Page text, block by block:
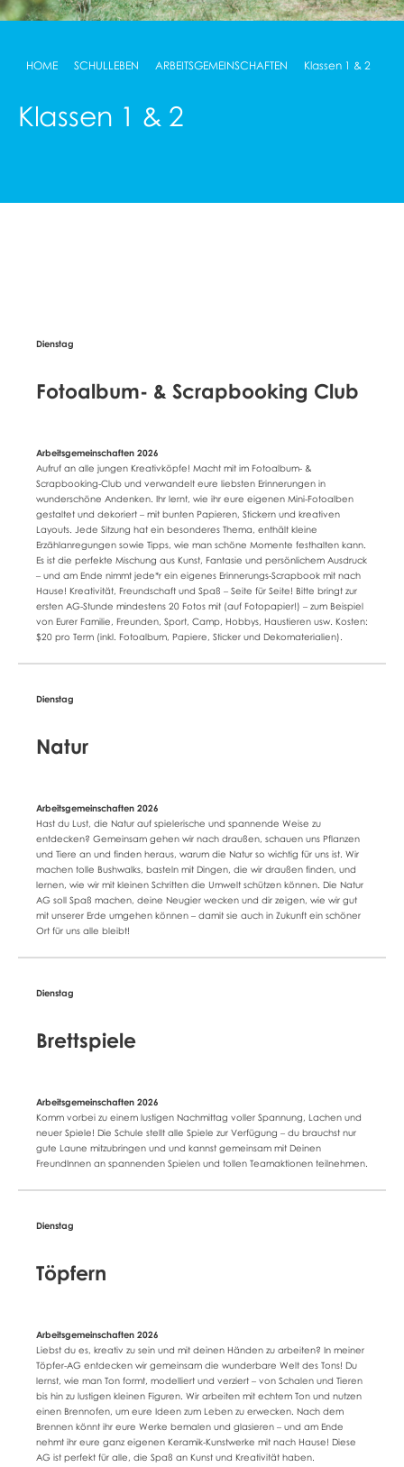
HOME SCHULLEBEN ARBEITSGEMEINSCHAFTEN Klassen 1 & 2
Klassen 1 & 2
Fotoalbum- & Scrapbooking Club
Aufruf an alle jungen Kreativköpfe! Macht mit im Fotoalbum- &
Scrapbooking-Club und verwandelt eure liebsten Erinnerungen in
wunderschöne Andenken. Ihr lernt, wie ihr eure eigenen Mini-Fotoalben
gestaltet und dekoriert – mit bunten Papieren, Stickern und kreativen
Layouts. Jede Sitzung hat ein besonderes Thema, enthält kleine
Erzählanregungen sowie Tipps, wie man schöne Momente festhalten kann.
Es ist die perfekte Mischung aus Kunst, Fantasie und persönlichem Ausdruck
– und am Ende nimmt jede*r ein eigenes Erinnerungs-Scrapbook mit nach
Hause! Kreativität, Freundschaft und Spaß – Seite für Seite! Bitte bringt zur
ersten AG-Stunde mindestens 20 Fotos mit (auf Fotopapier!) – zum Beispiel
von Eurer Familie, Freunden, Sport, Camp, Hobbys, Haustieren usw. Kosten:
$20 pro Term (inkl. Fotoalbum, Papiere, Sticker und Dekomaterialien).
Natur
Hast du Lust, die Natur auf spielerische und spannende Weise zu
entdecken? Gemeinsam gehen wir nach draußen, schauen uns Pflanzen
und Tiere an und finden heraus, warum die Natur so wichtig für uns ist. Wir
machen tolle Bushwalks, basteln mit Dingen, die wir draußen finden, und
lernen, wie wir mit kleinen Schritten die Umwelt schützen können. Die Natur
AG soll Spaß machen, deine Neugier wecken und dir zeigen, wie wir gut
mit unserer Erde umgehen können – damit sie auch in Zukunft ein schöner
Ort für uns alle bleibt!
Brettspiele
Komm vorbei zu einem lustigen Nachmittag voller Spannung, Lachen und
neuer Spiele! Die Schule stellt alle Spiele zur Verfügung – du brauchst nur
gute Laune mitzubringen und und kannst gemeinsam mit Deinen
FreundInnen an spannenden Spielen und tollen Teamaktionen teilnehmen.
Töpfern
Liebst du es, kreativ zu sein und mit deinen Händen zu arbeiten? In meiner
Töpfer-AG entdecken wir gemeinsam die wunderbare Welt des Tons! Du
lernst, wie man Ton formt, modelliert und verziert – von Schalen und Tieren
bis hin zu lustigen kleinen Figuren. Wir arbeiten mit echtem Ton und nutzen
einen Brennofen, um eure Ideen zum Leben zu erwecken. Nach dem
Brennen könnt ihr eure Werke bemalen und glasieren – und am Ende
nehmt ihr eure ganz eigenen Keramik-Kunstwerke mit nach Hause! Diese
AG ist perfekt für alle, die Spaß an Kunst und Kreativität haben.